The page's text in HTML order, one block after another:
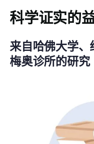
科学证实的
来自哈佛大学、
梅奥诊所的研究